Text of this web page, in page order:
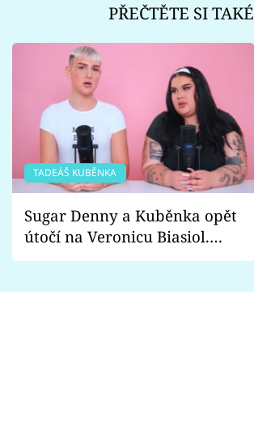
PŘEČTĚTE SI TAKÉ
TADEÁŠ KUBĚNKA
Sugar Denny a Kuběnka opět
útočí na Veronicu Biasiol.
Proč je podle nich falešná a